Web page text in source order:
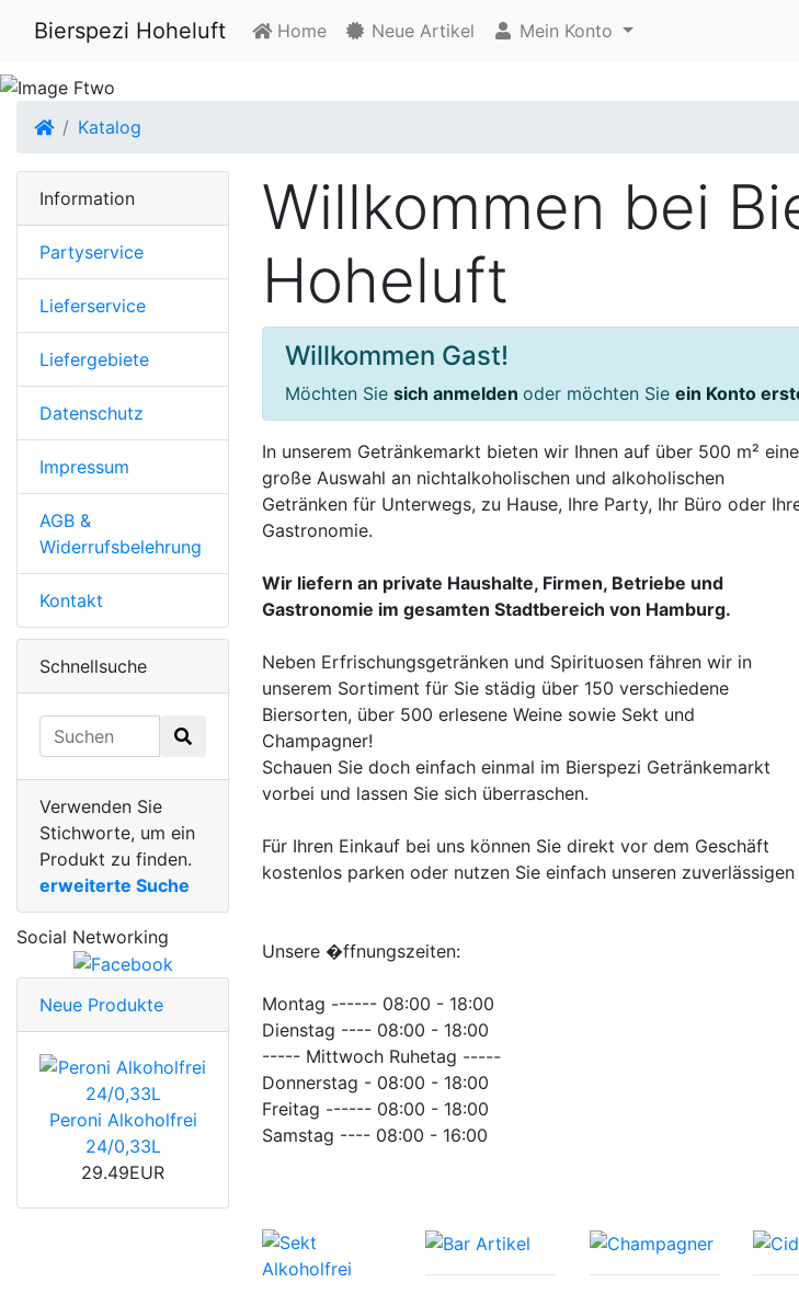
Bierspezi Hoheluft Home Neue Artikel Mein Konto
Startseite
Katalog
Willkommen bei
Hoheluft
Willkommen Gast!
Möchten Sie sich anmelden oder möchten Sie ein Konto
In unserem Getränkemarkt bieten wir Ihnen auf über 500 m² eine
große Auswahl an nichtalkoholischen und alkoholischen
Getränken für Unterwegs, zu Hause, Ihre Party, Ihr Büro oder
Gastronomie.
Wir liefern an private Haushalte, Firmen, Betriebe und
Gastronomie im gesamten Stadtbereich von Hamburg.
Neben Erfrischungsgetränken und Spirituosen fähren wir in
unserem Sortiment für Sie städig über 150 verschiedene
Biersorten, über 500 erlesene Weine sowie Sekt und
Champagner!
Schauen Sie doch einfach einmal im Bierspezi Getränkemarkt
vorbei und lassen Sie sich überraschen.
Für Ihren Einkauf bei uns können Sie direkt vor dem Geschäft
kostenlos parken oder nutzen Sie einfach unseren
Unsere �ffnungszeiten:
Montag ------ 08:00 - 18:00
Dienstag ---- 08:00 - 18:00
----- Mittwoch Ruhetag -----
Donnerstag - 08:00 - 18:00
Freitag ------ 08:00 - 18:00
Samstag ---- 08:00 - 16:00
Information
Partyservice
Lieferservice
Liefergebiete
Datenschutz
Impressum
AGB &
Widerrufsbelehrung
Kontakt
Schnellsuche
Verwenden Sie
Stichworte, um ein
Produkt zu finden.
erweiterte Suche
Social Networking
Neue Produkte
Peroni Alkoholfrei
24/0,33L
29.49EUR